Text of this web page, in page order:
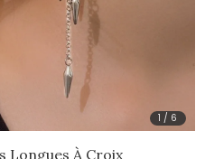
1 / 6
Longues À Croix